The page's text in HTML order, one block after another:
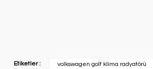
Etiketler : volkswagen golf klima radyatörü